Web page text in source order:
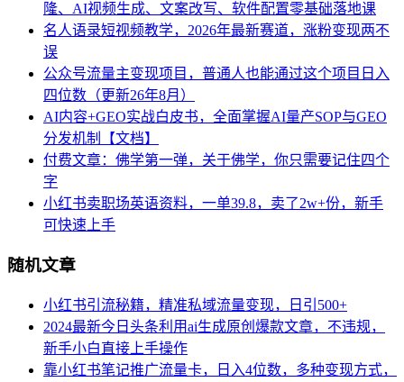
隆、AI视频生成、文案改写、软件配置零基础落地课
名人语录短视频教学，2026年最新赛道，涨粉变现两不
误
公众号流量主变现项目，普通人也能通过这个项目日入
四位数（更新26年8月）
AI内容+GEO实战白皮书，全面掌握AI量产SOP与GEO
分发机制【文档】
付费文章：佛学第一弹，关于佛学，你只需要记住四个
字
小红书卖职场英语资料，一单39.8，卖了2w+份，新手
可快速上手
随机文章
小红书引流秘籍，精准私域流量变现，日引500+
2024最新今日头条利用ai生成原创爆款文章，不违规，
新手小白直接上手操作
靠小红书笔记推广流量卡，日入4位数，多种变现方式，